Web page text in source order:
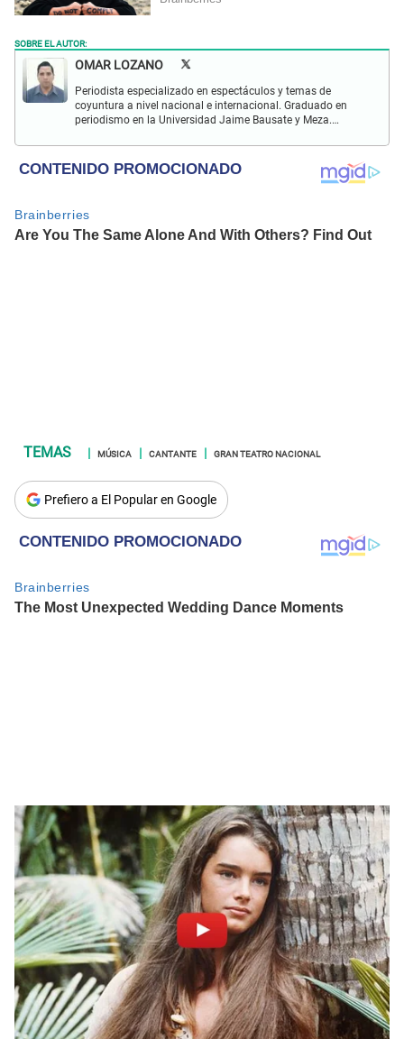
SOBRE EL AUTOR:
OMAR LOZANO
Periodista especializado en espectáculos y temas de
coyuntura a nivel nacional e internacional. Graduado en
periodismo en la Universidad Jaime Bausate y Meza.
relacionados con espectáculos y sociales.
MÚSICA CANTANTE GRAN TEATRO NACIONAL
Prefiero a El Popular en Google